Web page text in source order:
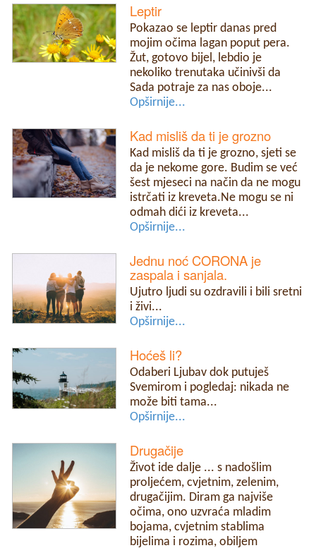
Leptir
Pokazao se leptir danas pred
mojim očima lagan poput pera.
Žut, gotovo bijel, lebdio je
nekoliko trenutaka učinivši da
Sada potraje za nas oboje...
Opširnije...
Kad misliš da ti je grozno
Kad misliš da ti je grozno, sjeti se
da je nekome gore. Budim se već
šest mjeseci na način da ne mogu
istrčati iz kreveta.Ne mogu se ni
odmah dići iz kreveta...
Opširnije...
Jednu noć CORONA je
zaspala i sanjala.
Ujutro ljudi su ozdravili i bili sretni
i živi...
Opširnije...
Hoćeš li?
Odaberi Ljubav dok putuješ
Svemirom i pogledaj: nikada ne
može biti tama...
Opširnije...
Drugačije
Život ide dalje ... s nadošlim
proljećem, cvjetnim, zelenim,
drugačijim. Diram ga najviše
očima, ono uzvraća mladim
bojama, cvjetnim stablima
bijelima i rozima, obiljem